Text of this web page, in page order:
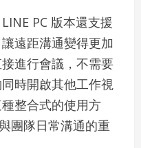
PC 版本還支援
遠距溝通變得更加
進行會議，不需要
時開啟其他工作視
整合式的使用方
團隊日常溝通的重